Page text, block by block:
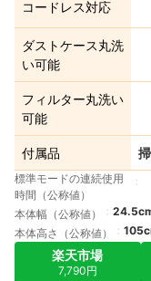
コードレス対応
ダストケース丸洗
い可能
フィルター丸洗い
可能
付属品
標準モードの連続使用
時間（公称値）
本体幅（公称値）
本体高さ（公称値）
楽天市場
7,790円